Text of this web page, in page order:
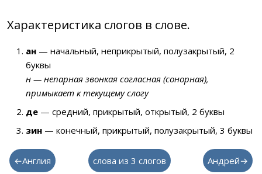
Характеристика слогов в слове.
ан — начальный, неприкрытый, полузакрытый, 2
буквы
н — непарная звонкая согласная (сонорная),
примыкает к текущему слогу
де — средний, прикрытый, открытый, 2 буквы
зин — конечный, прикрытый, полузакрытый, 3 буквы
←Англия слова из 3 слогов Андрей→